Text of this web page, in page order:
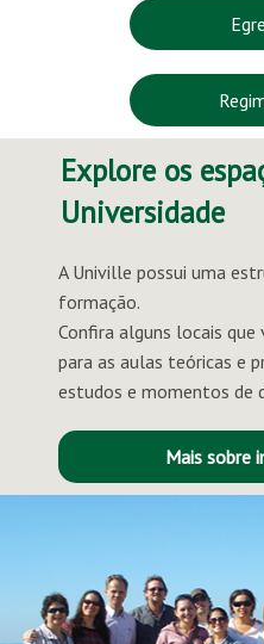
Explore os
Universidade
A Univille possui uma
formação.
Confira alguns locais
para as aulas teóricas e
estudos e momentos de
Mais sobre